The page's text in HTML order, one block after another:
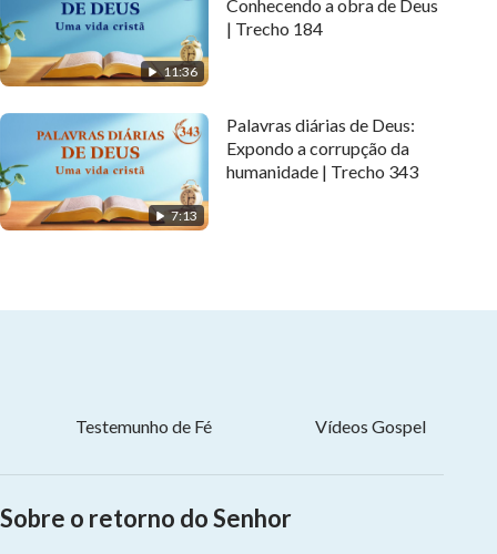
11:36
Conhecendo a obra de Deus
| Trecho 184
7:13
Palavras diárias de Deus:
Expondo a corrupção da
humanidade | Trecho 343
Testemunho de Fé Vídeos Gospel
Sobre o retorno do Senhor